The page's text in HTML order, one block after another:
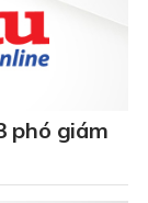
phó giám